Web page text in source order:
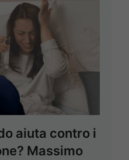
aiuta contro i
Massimo